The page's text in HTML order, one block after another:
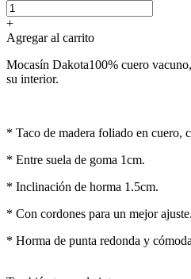
+
Agregar al carrito
Mocasín Dakota100% cuero
su interior.
* Taco de madera foliado en cuero,
* Entre suela de goma 1cm.
* Inclinación de horma 1.5cm.
* Con cordones para un mejor ajuste.
* Horma de punta redonda y